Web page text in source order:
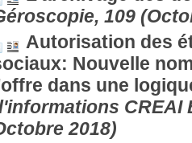
109
Autorisation des
Nouvelle
dans une
CREAI
2018)